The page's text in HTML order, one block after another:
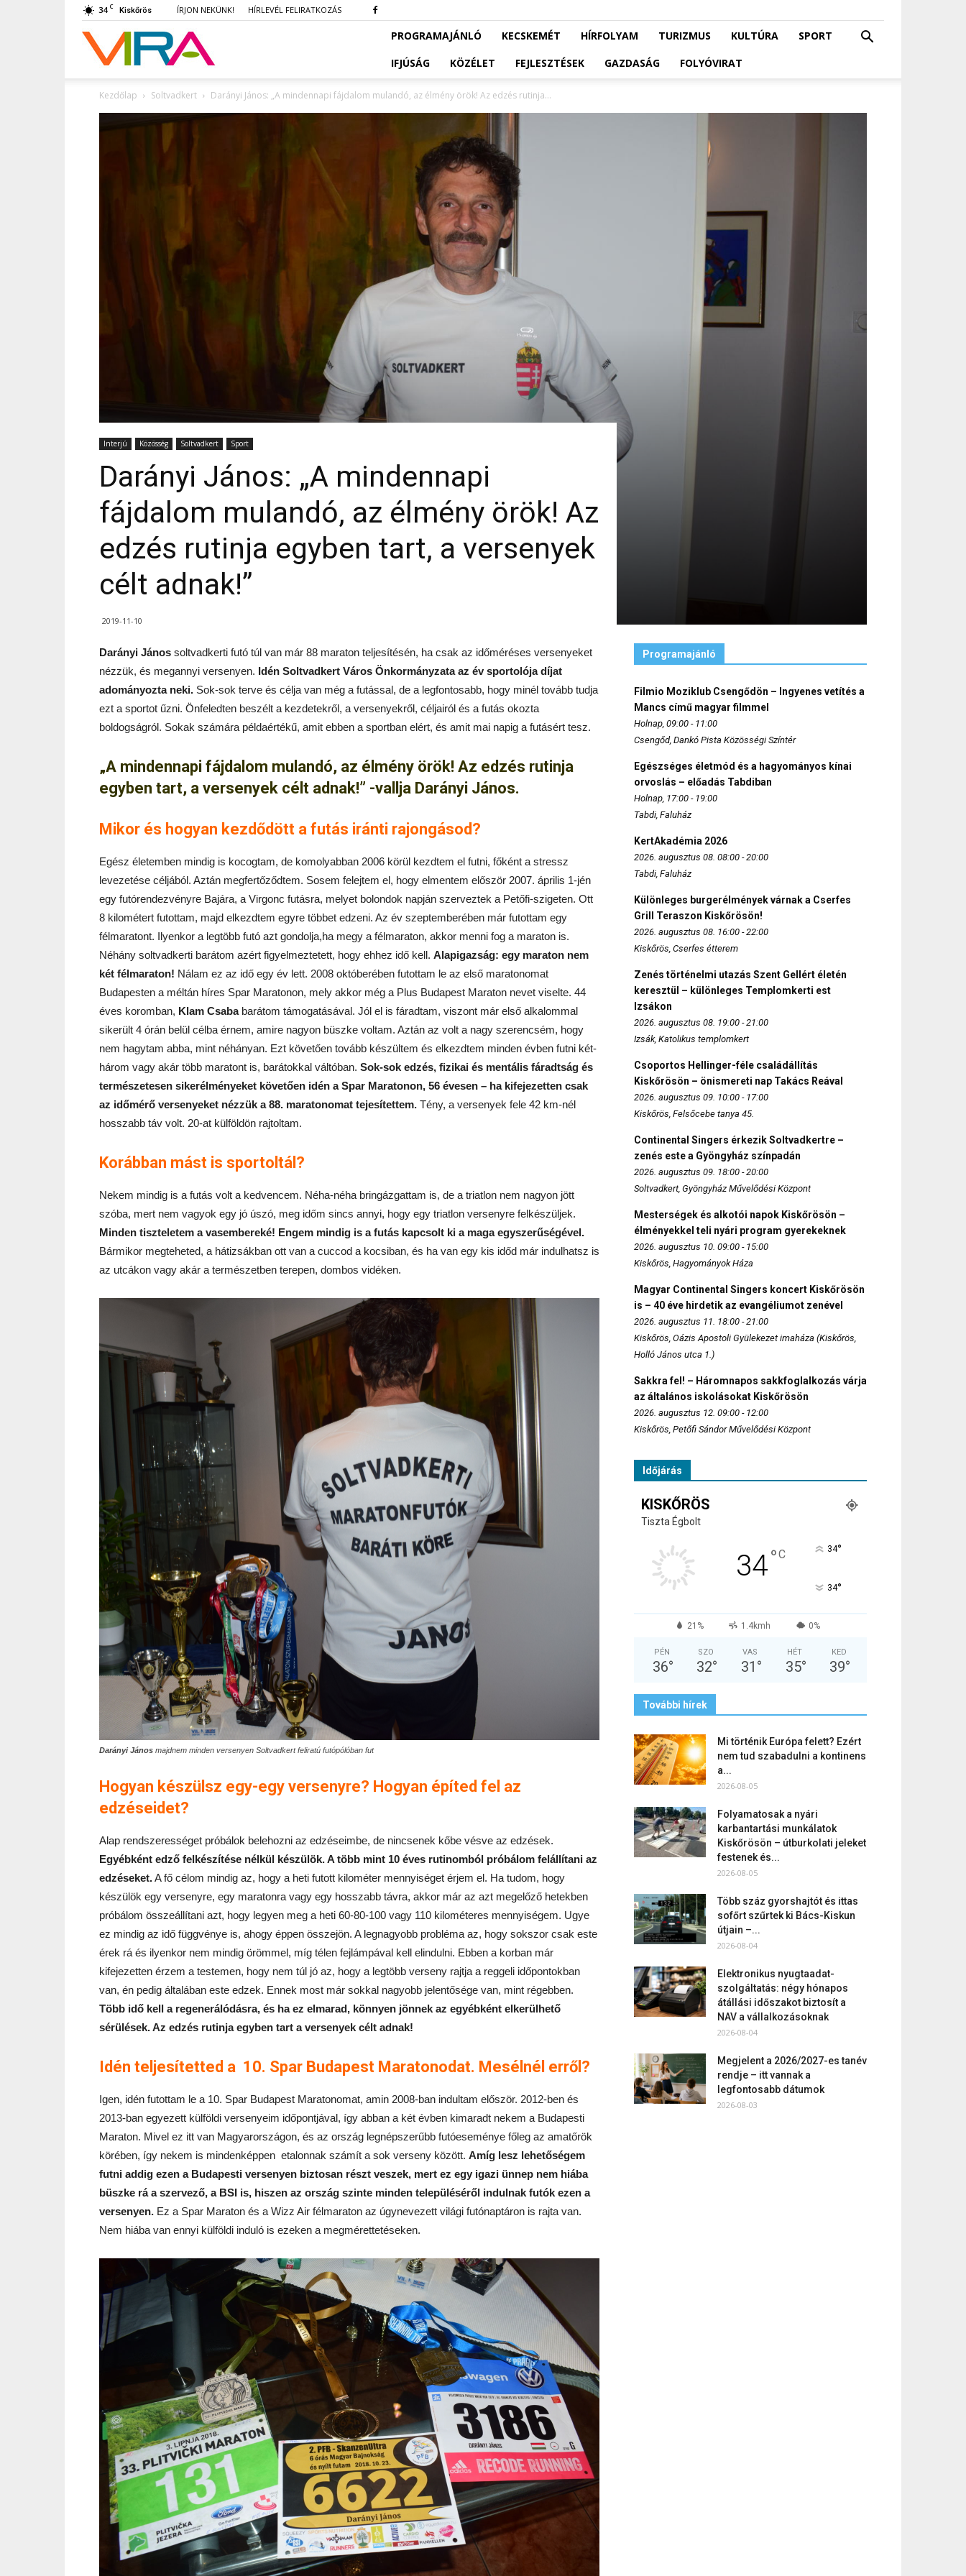
34 C Kiskőrös ÍRJON NEKÜNK! HÍRLEVÉL FELIRATKOZÁS
VIRA PROGRAMAJÁNLÓ KECSKEMÉT HÍRFOLYAM TURIZMUS KULTÚRA
SPORT
IFJÚSÁG
KÖZÉLET FEJLESZTÉSEK GAZDASÁG FOLYÓVIRAT
Kezdőlap Soltvadkert Darányi János: „A mindennapi fájdalom mulandó, az élmény örök! Az edzés rutinja...
Interjú Közösség Soltvadkert Sport
Darányi János: „A mindennapi
fájdalom mulandó, az élmény örök! Az
edzés rutinja egyben tart, a versenyek
célt adnak!”
2019-11-10
Darányi János soltvadkerti futó túl van már 88 maraton teljesítésén, ha csak az időméréses versenyeket
nézzük, és megannyi versenyen. Idén Soltvadkert Város Önkormányzata az év sportolója díjat
adományozta neki. Sok-sok terve és célja van még a futással, de a legfontosabb, hogy minél tovább tudja
ezt a sportot űzni. Önfeledten beszélt a kezdetekről, a versenyekről, céljairól és a futás okozta
boldogságról. Sokak számára példaértékű, amit ebben a sportban elért, és amit mai napig a futásért tesz.
„A mindennapi fájdalom mulandó, az élmény örök! Az edzés rutinja
egyben tart, a versenyek célt adnak!” -vallja Darányi János.
Mikor és hogyan kezdődött a futás iránti rajongásod?
Egész életemben mindig is kocogtam, de komolyabban 2006 körül kezdtem el futni, főként a stressz
levezetése céljából. Aztán megfertőződtem. Sosem felejtem el, hogy elmentem először 2007. április 1-jén
egy futórendezvényre Bajára, a Virgonc futásra, melyet bolondok napján szerveztek a Petőfi-szigeten. Ott
8 kilométert futottam, majd elkezdtem egyre többet edzeni. Az év szeptemberében már futottam egy
félmaratont. Ilyenkor a legtöbb futó azt gondolja,ha megy a félmaraton, akkor menni fog a maraton is.
Néhány soltvadkerti barátom azért figyelmeztetett, hogy ehhez idő kell. Alapigazság: egy maraton nem
két félmaraton! Nálam ez az idő egy év lett. 2008 októberében futottam le az első maratonomat
Budapesten a méltán híres Spar Maratonon, mely akkor még a Plus Budapest Maraton nevet viselte. 44
éves koromban, Klam Csababarátom támogatásával. Jól el is fáradtam, viszont már első alkalommal
sikerült 4 órán belül célba érnem, amire nagyon büszke voltam. Aztán az volt a nagy szerencsém, hogy
nem hagytam abba, mint néhányan. Ezt követően tovább készültem és elkezdtem minden évben futni két-
három vagy akár több maratont is, barátokkal váltóban. Sok-sok edzés, fizikai és mentális fáradtság és
természetesen sikerélményeket követően idén a Spar Maratonon, 56 évesen – ha kifejezetten csak
az időmérő versenyeket nézzük a 88. maratonomat tejesítettem. Tény, a versenyek fele 42 km-nél
hosszabb táv volt. 20-at külföldön rajtoltam.
Korábban mást is sportoltál?
Nekem mindig is a futás volt a kedvencem. Néha-néha bringázgattam is, de a triatlon nem nagyon jött
szóba, mert nem vagyok egy jó úszó, meg időm sincs annyi, hogy egy triatlon versenyre felkészüljek.
Minden tiszteletem a vasembereké! Engem mindig is a futás kapcsolt ki a maga egyszerűségével.
Bármikor megteheted, a hátizsákban ott van a cuccod a kocsiban, és ha van egy kis időd már indulhatsz is
az utcákon vagy akár a természetben terepen, dombos vidéken.
Darányi János majdnem minden versenyen Soltvadkert feliratú futópólóban fut
Hogyan készülsz egy-egy versenyre? Hogyan építed fel az
edzéseidet?
Alap rendszerességet próbálok belehozni az edzéseimbe, de nincsenek kőbe vésve az edzések.
Egyébként edző felkészítése nélkül készülök. A több mint 10 éves rutinomból próbálom felállítani az
edzéseket.A fő célom mindig az, hogy a heti futott kilométer mennyiséget érjem el. Ha tudom, hogy
készülök egy versenyre, egy maratonra vagy egy hosszabb távra, akkor már az azt megelőző hetekben
próbálom összeállítani azt, hogy legyen meg a heti 60-80-100 vagy 110 kilométeres mennyiségem. Ugye
ez mindig az idő függvénye is, ahogy éppen összejön. A legnagyobb probléma az, hogy sokszor csak este
érek rá és ilyenkor nem mindig örömmel, míg télen fejlámpával kell elindulni. Ebben a korban már
kifejezetten érzem a testemen, hogy nem túl jó az, hogy a legtöbb verseny rajtja a reggeli időpontokban
van, én pedig általában este edzek. Ennek most már sokkal nagyobb jelentősége van, mint régebben.
Több idő kell a regenerálódásra, és ha ez elmarad, könnyen jönnek az egyébként elkerülhető
sérülések. Az edzés rutinja egyben tart a versenyek célt adnak!
Idén teljesítetted a 10. Spar Budapest Maratonodat. Mesélnél erről?
Igen, idén futottam le a 10. Spar Budapest Maratonomat, amin 2008-ban indultam először. 2012-ben és
2013-ban egyezett külföldi versenyeim időpontjával, így abban a két évben kimaradt nekem a Budapesti
Maraton. Mivel ez itt van Magyarországon, és az ország legnépszerűbb futóeseménye főleg az amatőrök
körében, így nekem is mindenképpen etalonnak számít a sok verseny között. Amíg lesz lehetőségem
futni addig ezen a Budapesti versenyen biztosan részt veszek, mert ez egy igazi ünnep nem hiába
büszke rá a szervező, a BSI is, hiszen az ország szinte minden településéről indulnak futók ezen a
versenyen. Ez a Spar Maraton és a Wizz Air félmaraton az úgynevezett világi futónaptáron is rajta van.
Nem hiába van ennyi külföldi induló is ezeken a megmérettetéseken.
Programajánló
Filmio Moziklub Csengődön – Ingyenes vetítés a
Mancs című magyar filmmel
Holnap, 09:00 - 11:00
Csengőd, Dankó Pista Közösségi Színtér
Egészséges életmód és a hagyományos kínai
orvoslás – előadás Tabdiban
Holnap, 17:00 - 19:00
Tabdi, Faluház
KertAkadémia 2026
2026. augusztus 08. 08:00 - 20:00
Tabdi, Faluház
Különleges burgerélmények várnak a Cserfes
Grill Teraszon Kiskőrösön!
2026. augusztus 08. 16:00 - 22:00
Kiskőrös, Cserfes étterem
Zenés történelmi utazás Szent Gellért életén
keresztül – különleges Templomkerti est
Izsákon
2026. augusztus 08. 19:00 - 21:00
Izsák, Katolikus templomkert
Csoportos Hellinger-féle családállítás
Kiskőrösön – önismereti nap Takács Reával
2026. augusztus 09. 10:00 - 17:00
Kiskőrös, Felsőcebe tanya 45.
Continental Singers érkezik Soltvadkertre –
zenés este a Gyöngyház színpadán
2026. augusztus 09. 18:00 - 20:00
Soltvadkert, Gyöngyház Művelődési Központ
Mesterségek és alkotói napok Kiskőrösön –
élményekkel teli nyári program gyerekeknek
2026. augusztus 10. 09:00 - 15:00
Kiskőrös, Hagyományok Háza
Magyar Continental Singers koncert Kiskőrösön
is – 40 éve hirdetik az evangéliumot zenével
2026. augusztus 11. 18:00 - 21:00
Kiskőrös, Oázis Apostoli Gyülekezet imaháza (Kiskőrös,
Holló János utca 1.)
Sakkra fel! – Háromnapos sakkfoglalkozás várja
az általános iskolásokat Kiskőrösön
2026. augusztus 12. 09:00 - 12:00
Kiskőrös, Petőfi Sándor Művelődési Központ
Időjárás
KISKŐRÖS
Tiszta Égbolt
34°C 34°
34°
21% 1.4kmh 0%
PÉN
36°
SZO
32°
VAS
31 °
HÉT
35°
KED
39°
További hírek
Mi történik Európa felett? Ezért
nem tud szabadulni a kontinens
a...
2026-08-05
Folyamatosak a nyári
karbantartási munkálatok
Kiskőrösön – útburkolati jeleket
festenek és...
2026-08-05
Több száz gyorshajtót és ittas
sofőrt szűrtek ki Bács-Kiskun
útjain –...
2026-08-04
Elektronikus nyugtaadat-
szolgáltatás: négy hónapos
átállási időszakot biztosít a
NAV a vállalkozásoknak
2026-08-04
Megjelent a 2026/2027-es tanév
rendje – itt vannak a
legfontosabb dátumok
2026-08-03